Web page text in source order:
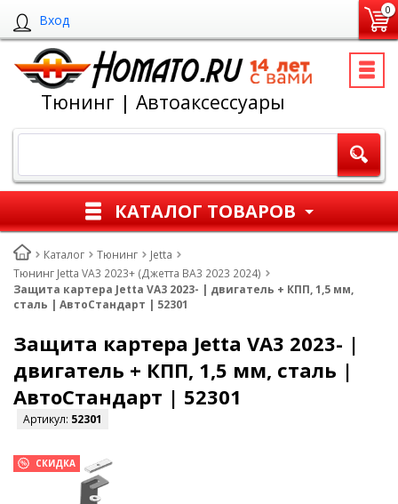
Вход
0
Тюнинг | Автоаксессуары
КАТАЛОГ ТОВАРОВ
Каталог Тюнинг
Jetta
Тюнинг Jetta VA3 2023+ (Джетта ВА3 2023 2024)
Защита картера Jetta VA3 2023- | двигатель + КПП, 1,5 мм,
сталь | АвтоСтандарт | 52301
Защита картера Jetta VA3 2023- |
двигатель + КПП, 1,5 мм, сталь |
АвтоСтандарт | 52301
Артикул: 52301
СКИДКА